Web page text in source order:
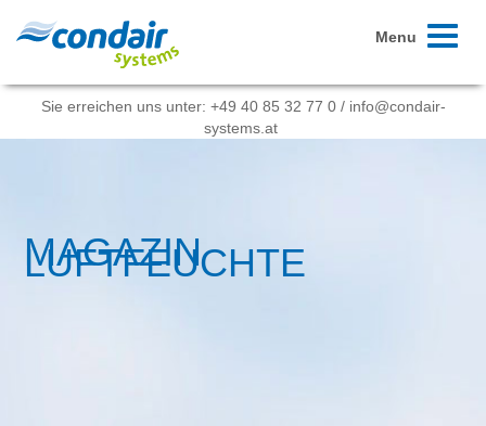
Toggle
Menu
Sie erreichen uns unter: +49 40 85 32 77 0/ info@condair-
systems.at
MAGAZIN
LUFTFEUCHTE